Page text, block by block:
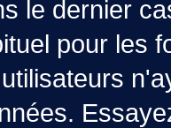
le dernier
pour les